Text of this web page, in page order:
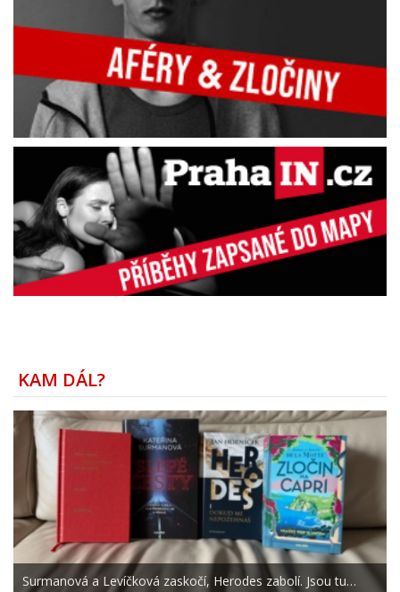
KAM DÁL?
Surmanová a Levíčková zaskočí, Herodes zabolí. Jsou tu…